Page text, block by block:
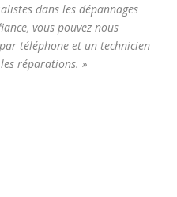
dans les dépannages
vous pouvez nous
téléphone et un technicien
réparations. »